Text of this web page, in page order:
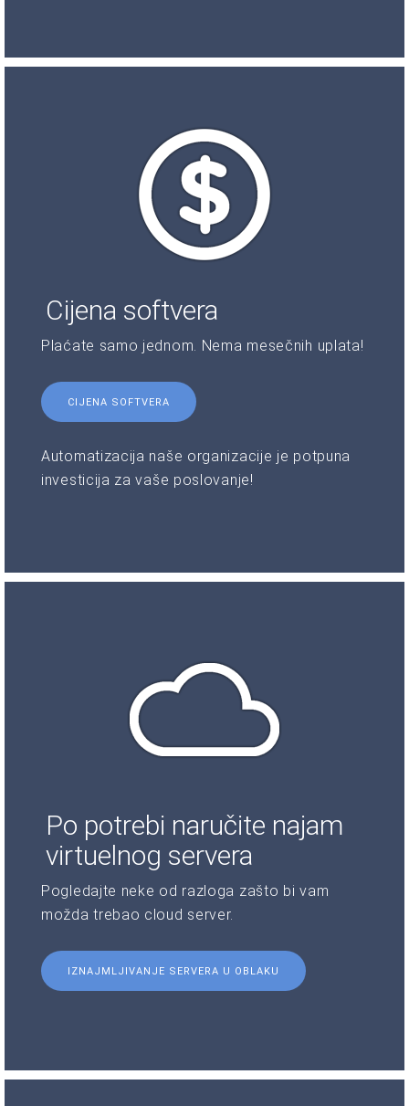
Cijena softvera
Plaćate samo jednom. Nema mesečnih uplata!
CIJENA SOFTVERA
Automatizacija naše organizacije je potpuna
investicija za vaše poslovanje!
Po potrebi naručite najam
virtuelnog servera
Pogledajte neke od razloga zašto bi vam
možda trebao cloud server.
IZNAJMLJIVANJE SERVERA U OBLAKU